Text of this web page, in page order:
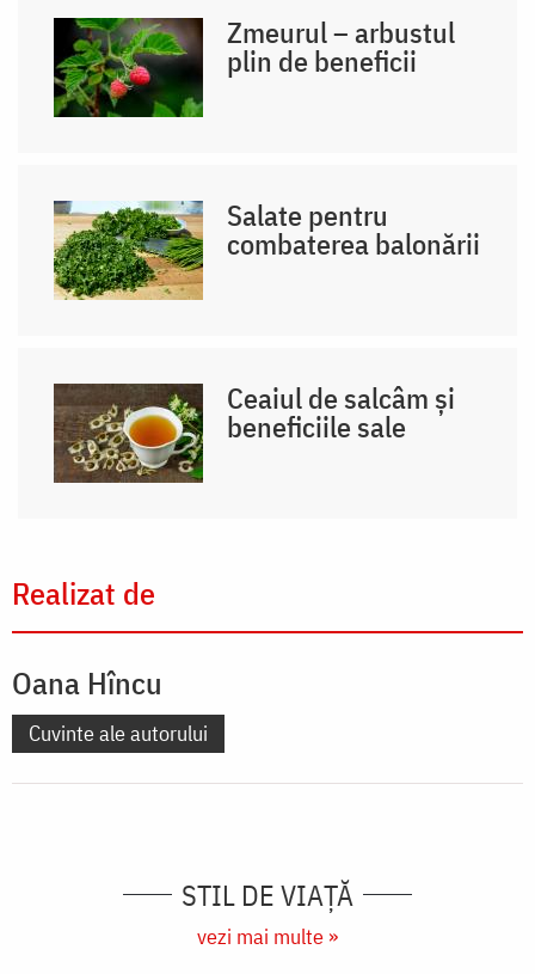
Zmeurul – arbustul
plin de beneficii
Salate pentru
combaterea balonării
Ceaiul de salcâm și
beneficiile sale
Realizat de
Oana Hîncu
Cuvinte ale autorului
STIL DE VIAŢĂ
vezi mai multe »